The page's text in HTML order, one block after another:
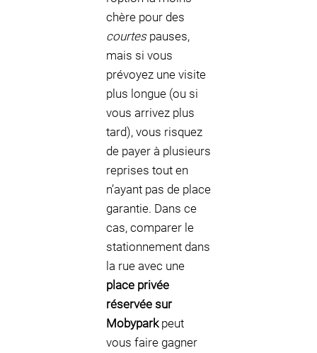
chère pour des
courtespauses,
mais si vous
prévoyez une visite
plus longue (ou si
vous arrivez plus
tard), vous risquez
de payer à plusieurs
reprises tout en
n’ayant pas de place
garantie. Dans ce
cas, comparer le
stationnement dans
la rue avec une
place privée
réservée sur
Mobyparkpeut
vous faire gagner